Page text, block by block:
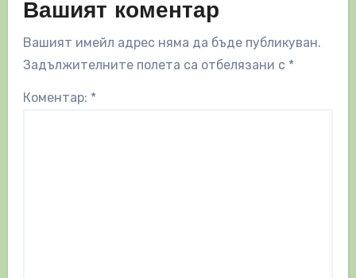
Вашият коментар
Вашият имейл адрес няма да бъде публикуван.
Задължителните полета са отбелязани с *
Коментар: *